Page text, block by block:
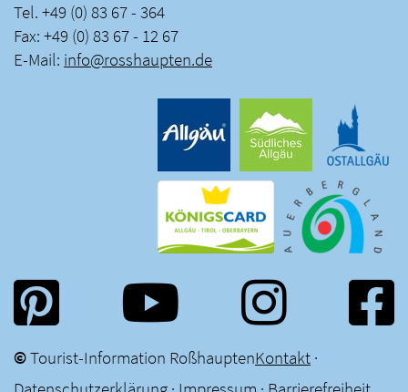
Tel. +49 (0) 83 67 - 364
Fax: +49 (0) 83 67 - 12 67
E-Mail: info@rosshaupten.de
©Tourist-Information RoßhauptenKontakt ·